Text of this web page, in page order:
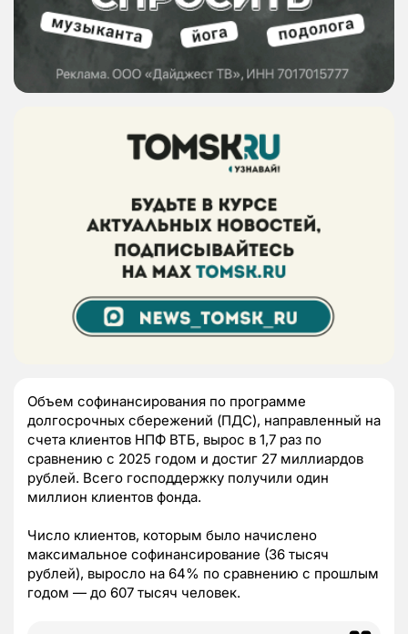
Объем софинансирования по программе
долгосрочных сбережений (ПДС), направленный на
счета клиентов НПФ ВТБ, вырос в 1,7 раз по
сравнению с 2025 годом и достиг 27 миллиардов
рублей. Всего господдержку получили один
миллион клиентов фонда.
Число клиентов, которым было начислено
максимальное софинансирование (36 тысяч
рублей), выросло на 64% по сравнению с прошлым
годом — до 607 тысяч человек.